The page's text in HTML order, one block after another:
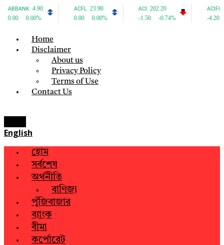
Home
Disclaimer
About us
Privacy Policy
Terms of Use
Contact Us
English
হোম
সর্বশেষ
অর্থনীতি
বাণিজ্য
পুঁজিবাজার
ব্যাংক
বীমা
কর্পোরেট